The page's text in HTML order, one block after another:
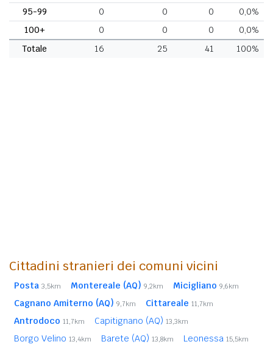
95-99
0 0 0
0,0%
100+
0 0 0
0,0%
Totale
16 25 41 100%
Cittadini stranieri dei comuni vicini
Posta 3,5km Montereale (AQ) 9,2km Micigliano 9,6km
Cagnano Amiterno (AQ) 9,7km Cittareale 11,7km
Antrodoco 11,7km Capitignano (AQ) 13,3km
Borgo Velino 13,4km Barete (AQ) 13,8km Leonessa 15,5km